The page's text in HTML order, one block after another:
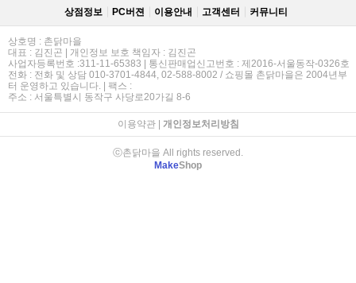
상점정보 PC버젼 이용안내 고객센터 커뮤니티
상호명 : 촌닭마을
대표 : 김진곤 | 개인정보 보호 책임자 : 김진곤
사업자등록번호 :311-11-65383 | 통신판매업신고번호 : 제2016-서울동작-0326호
전화 : 전화 및 상담 010-3701-4844, 02-588-8002 / 쇼핑몰 촌닭마을은 2004년부
터 운영하고 있습니다. | 팩스 :
주소 : 서울특별시 동작구 사당로20가길 8-6
이용약관| 개인정보처리방침
ⓒ촌닭마을 All rights reserved.
MakeShop